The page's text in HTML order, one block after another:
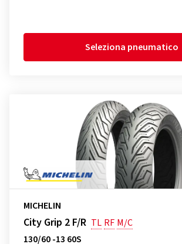
Seleziona pneumatico
MICHELIN
City Grip 2 F/R TL RF M/C
130/60 -13 60S